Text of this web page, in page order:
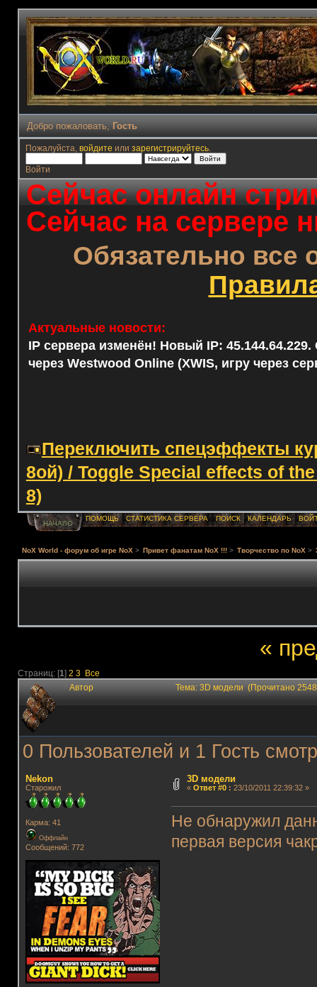
Добро пожаловать, Гость
Пожалуйста, войдите или зарегистрируйтесь.
Войти
Сейчас онлайн
Сейчас на сервере
Обязательно все
Актуальные новости:
IP сервера изменён! Новый IP: 45.144.64.229.
через Westwood Online (XWIS, игру через
Переключить спецэффекты
8ой) / Toggle Special effects of
8)
НАЧАЛО
ПОМОЩЬ СТАТИСТИКА СЕРВЕРА ПОИСК КАЛЕНДАРЬ
NoX World - форум об игре NoX > Привет фанатам NoX !!! > Творчество по NoX >
«
Страниц: [1] 2 3 Все
Автор Тема: 3D модели (Прочитано
0 Пользователей и 1 Гость
Nekon
Старожил
Карма: 41
Оффлайн
Сообщений: 772
3D модели
« Ответ #0: 23/10/2011 22:39:32 »
Не обнаружил
первая версия